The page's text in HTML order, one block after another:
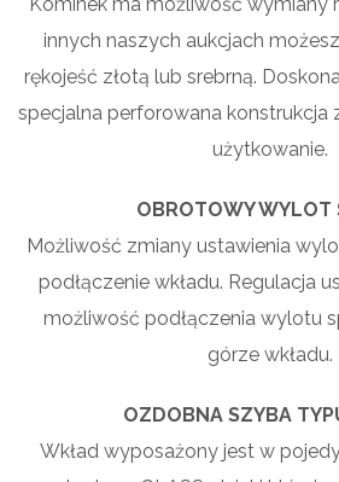
innych naszych aukcjach
rękojeść złotą lub srebrną.
specjalna perforowana konstrukcja
użytkowanie.
OBROTOWY WYLOT
Możliwość zmiany ustawienia
podłączenie wkładu. Regulacja
możliwość podłączenia wylotu
górze wkładu.
OZDOBNA SZYBA
Wkład wyposażony jest w